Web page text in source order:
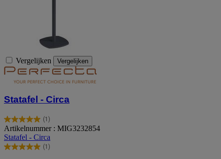
Vergelijken Vergelijken
Statafel - Circa
(1)
5.0
van
de
5
Artikelnummer : MIG3232854
Statafel - Circa
(1)
5.0